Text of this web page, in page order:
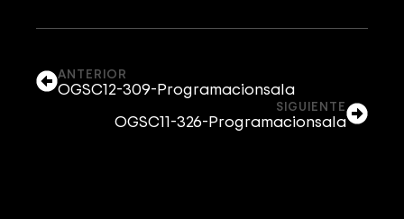
ANTERIOR
OGSC12-309-Programacionsala
SIGUIENTE
OGSC11-326-Programacionsala